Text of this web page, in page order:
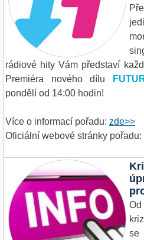
rádiové hity Vám představí
Premiéra nového dílu
pondělí od 14:00 hodin!
Více o informací pořadu: zde>>
Oficiální webové stránky pořadu:
Od
se